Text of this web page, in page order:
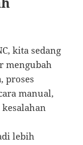
kita sedang
mengubah
proses
manual,
lebih